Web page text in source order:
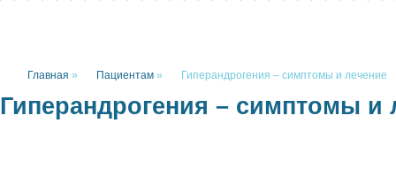
Главная » Пациентам » Гиперандрогения – симптомы и лечение
Гиперандрогения – симптомы и